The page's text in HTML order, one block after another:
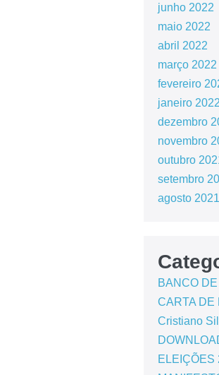
junho 2022
maio 2022
abril 2022
março 2022
fevereiro
janeiro 2022
dezembro
novembro
outubro
setembro
agosto 2021
BANCO
CARTA DE
Cristiano
ELEIÇÕES